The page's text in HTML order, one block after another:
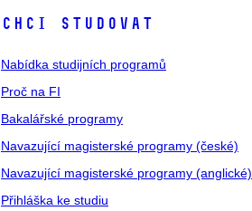
CHCI STUDOVAT
Nabídka studijních programů
Proč na FI
Bakalářské programy
Navazující magisterské programy (české)
Navazující magisterské programy (anglické)
Přihláška ke studiu